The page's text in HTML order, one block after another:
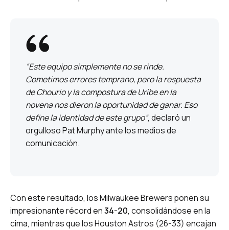
“Este equipo simplemente no se rinde.
Cometimos errores temprano, pero la respuesta
de Chourio y la compostura de Uribe en la
novena nos dieron la oportunidad de ganar. Eso
define la identidad de este grupo”, declaró un
orgulloso Pat Murphy ante los medios de
comunicación.
Con este resultado, los Milwaukee Brewers ponen su
impresionante récord en34-20, consolidándose en la
cima, mientras que los Houston Astros (26-33) encajan